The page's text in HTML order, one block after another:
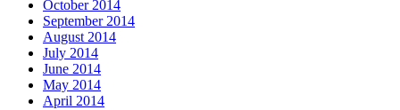
October 2014
September 2014
August 2014
July 2014
June 2014
May 2014
April 2014